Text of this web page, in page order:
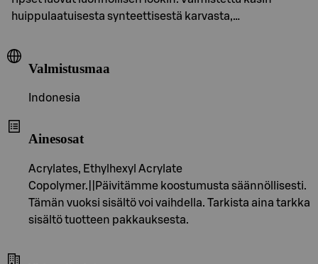
huippulaatuisesta synteettisestä karvasta,…
Valmistusmaa
Indonesia
Ainesosat
Acrylates, Ethylhexyl Acrylate
Copolymer.||Päivitämme koostumusta säännöllisesti.
Tämän vuoksi sisältö voi vaihdella. Tarkista aina tarkka
sisältö tuotteen pakkauksesta.